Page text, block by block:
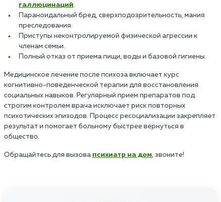
галлюцинаций.
Параноидальный бред, сверхподозрительность, мания
преследования.
Приступы неконтролируемой физической агрессии к
членам семьи.
Полный отказ от приема пищи, воды и базовой гигиены.
Медицинское лечение после психоза включает курс
когнитивно-поведенческой терапии для восстановления
социальных навыков. Регулярный прием препаратов под
строгим контролем врача исключает риск повторных
психотических эпизодов. Процесс ресоциализации закрепляет
результат и помогает больному быстрее вернуться в
общество.
Обращайтесь для вызова психиатр на дом, звоните!